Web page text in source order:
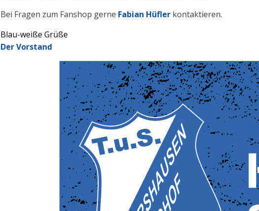
Bei Fragen zum Fanshop gerne Fabian Hüfler kontaktieren.
Blau-weiße Grüße
Der Vorstand